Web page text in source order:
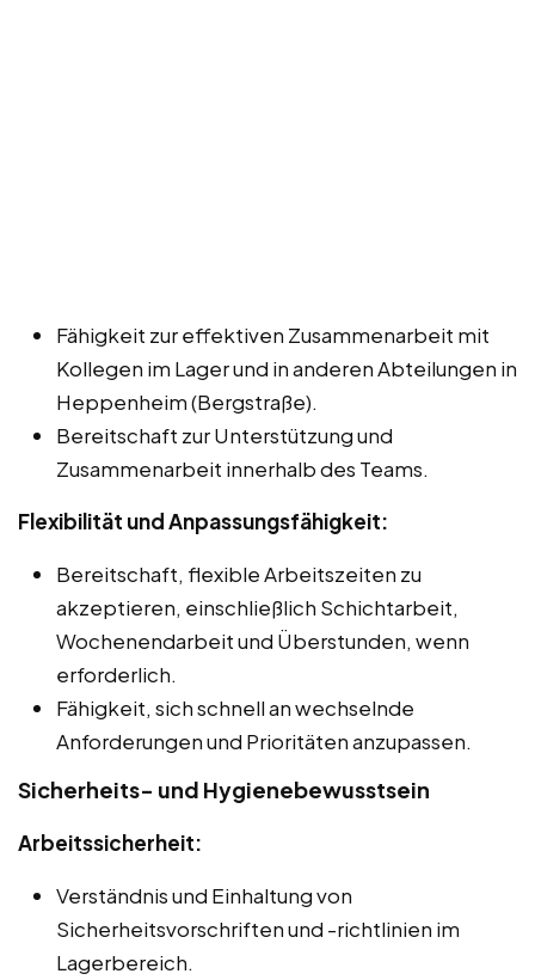
Fähigkeit zur effektiven Zusammenarbeit mit
Kollegen im Lager und in anderen Abteilungen in
Heppenheim (Bergstraße).
Bereitschaft zur Unterstützung und
Zusammenarbeit innerhalb des Teams.
Flexibilität und Anpassungsfähigkeit:
Bereitschaft, flexible Arbeitszeiten zu
akzeptieren, einschließlich Schichtarbeit,
Wochenendarbeit und Überstunden, wenn
erforderlich.
Fähigkeit, sich schnell an wechselnde
Anforderungen und Prioritäten anzupassen.
Sicherheits- und Hygienebewusstsein
Arbeitssicherheit:
Verständnis und Einhaltung von
Sicherheitsvorschriften und -richtlinien im
Lagerbereich.